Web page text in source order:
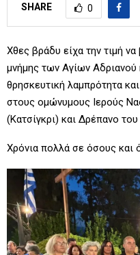
SHARE 0
Χθες βράδυ είχα την τιμή
μνήμης των Αγίων Αδριανού
θρησκευτική λαμπρότητα
στους ομώνυμους Ιερούς
(Κατσίγκρι) και Δρέπανο
Χρόνια πολλά σε όσους και